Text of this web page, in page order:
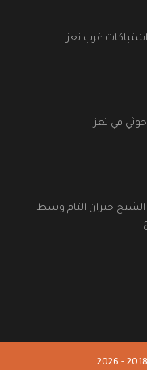
في تعز
الشيخ جبران التام وسط